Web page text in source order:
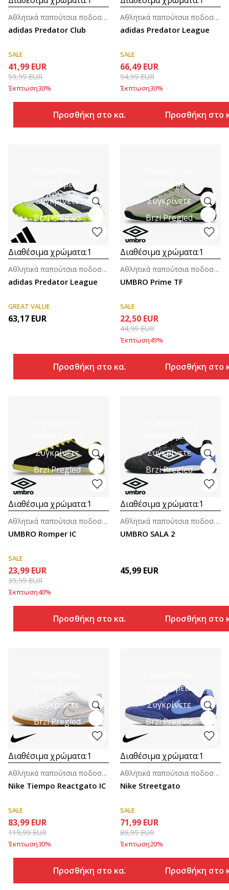
adidas Predator Club
Αθλητικά παπούτσια ποδοσφαίρου για άνδρες
SALE
41,99 EUR
59,99EUR
Έκπτωση30%
Προσθήκη στο καλάθι
adidas Predator League
Αθλητικά παπούτσια ποδοσφαίρου για άνδρες
SALE
66,49 EUR
94,99EUR
Έκπτωση30%
Προσθήκη στο
λεπτομέρειες
Συγκρίνετε
Brzi Pregled
Διαθέσιμα χρώματα:1
adidas Predator League
Αθλητικά παπούτσια ποδοσφαίρου για άνδρες
GREAT VALUE
63,17 EUR
Προσθήκη στο καλάθι
λεπτομέρειες
Συγκρίνετε
Brzi Pregled
Διαθέσιμα χρώματα:1
UMBRO Prime TF
Αθλητικά παπούτσια ποδοσφαίρου για άνδρες
SALE
22,50 EUR
44,99EUR
Έκπτωση49%
Προσθήκη στο
Συγκρίνετε
Brzi Pregled
Διαθέσιμα χρώματα:1
UMBRO Romper IC
Αθλητικά παπούτσια ποδοσφαίρου για άνδρες
SALE
23,99 EUR
39,99EUR
Έκπτωση40%
Προσθήκη στο καλάθι
λεπτομέρειες
Συγκρίνετε
Brzi Pregled
Διαθέσιμα χρώματα:1
UMBRO SALA 2
Αθλητικά παπούτσια ποδοσφαίρου για άνδρες
45,99 EUR
Προσθήκη στο
Συγκρίνετε
Brzi Pregled
Διαθέσιμα χρώματα:1
Nike Tiempo Reactgato IC
Αθλητικά παπούτσια ποδοσφαίρου για άνδρες
SALE
83,99 EUR
119,99EUR
Έκπτωση30%
Προσθήκη στο καλάθι
λεπτομέρειες
Συγκρίνετε
Brzi Pregled
Διαθέσιμα χρώματα:1
Nike Streetgato
Αθλητικά παπούτσια ποδοσφαίρου για άνδρες
SALE
71,99 EUR
89,99EUR
Έκπτωση20%
Προσθήκη στο